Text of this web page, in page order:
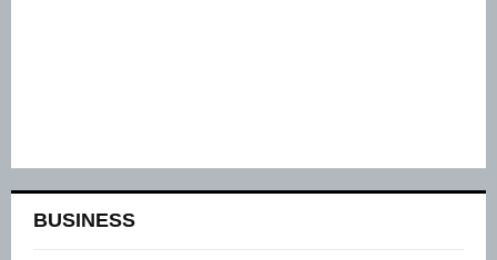
BUSINESS